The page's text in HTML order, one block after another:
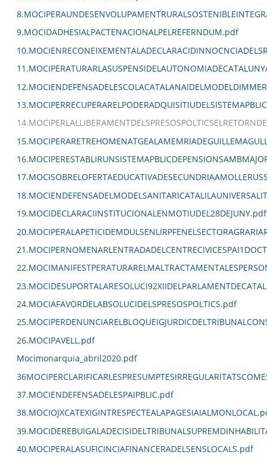
9.MOCIDADHESIALPACTENACIONALPELREFERNDUM.pdf
19.MOCIDECLARACIINSTITUCIONALENMOTIUDEL28DEJUNY.pdf
24.MOCIAFAVORDELABSOLUCIDELSPRESOSPOLTICS.pdf
26.MOCIPAVELL.pdf
Mocimonarquia_abril2020.pdf
37.MOCIENDEFENSADELESPAIPBLIC.pdf
40.MOCIPERALASUFICINCIAFINANCERADELSENSLOCALS.pdf